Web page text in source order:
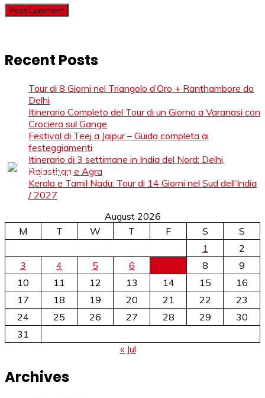
Recent Posts
Tour di 8 Giorni nel Triangolo d’Oro + Ranthambore da
Delhi
Itinerario Completo del Tour di un Giorno a Varanasi con
Crociera sul Gange
Festival di Teej a Jaipur – Guida completa ai
festeggiamenti
Itinerario di 3 settimane in India del Nord: Delhi,
Rajasthan e Agra
Kerala e Tamil Nadu: Tour di 14 Giorni nel Sud dell’India
/ 2027
August 2026
M
T W T F S
S
1
2
3
4 5 6 8
9
10
11 12 13 14 15
16
17
18 19 20 21 22
23
24
25 26 27 28 29
30
31
« Jul
Archives